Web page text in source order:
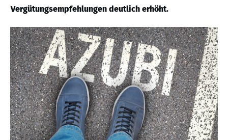
Vergütungsempfehlungen deutlich erhöht.